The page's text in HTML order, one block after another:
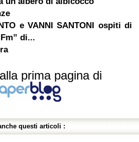
e VANNI SANTONI ospiti di
di...
prima pagina di
questi articoli :